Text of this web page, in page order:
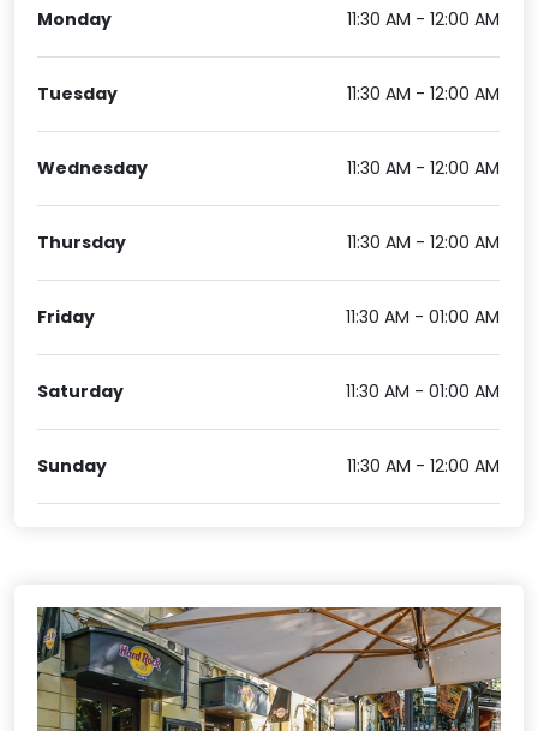
Monday 11:30 AM - 12:00 AM
Tuesday 11:30 AM - 12:00 AM
Wednesday 11:30 AM - 12:00 AM
Thursday 11:30 AM - 12:00 AM
Friday 11:30 AM - 01:00 AM
Saturday 11:30 AM - 01:00 AM
Sunday 11:30 AM - 12:00 AM